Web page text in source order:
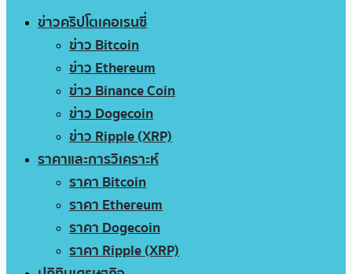
ข่าวคริปโตเคอเรนซี่
ข่าว Bitcoin
ข่าว Ethereum
ข่าว Binance Coin
ข่าว Dogecoin
ข่าว Ripple (XRP)
ราคาและการวิเคราะห์
ราคา Bitcoin
ราคา Ethereum
ราคา Dogecoin
ราคา Ripple (XRP)